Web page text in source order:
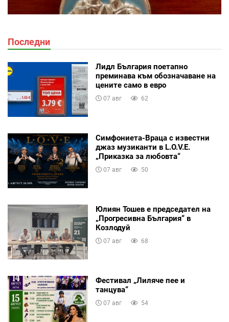
Последни
Лидл България поетапно
преминава към обозначаване на
цените само в евро
07 авг 62
Симфониета-Враца с известни
джаз музиканти в L.O.V.E.
„Приказка за любовта“
07 авг 50
Юлиян Тошев е председател на
„Прогресивна България“ в
Козлодуй
07 авг 68
Фестивал „Лиляче пее и
танцува“
07 авг 54